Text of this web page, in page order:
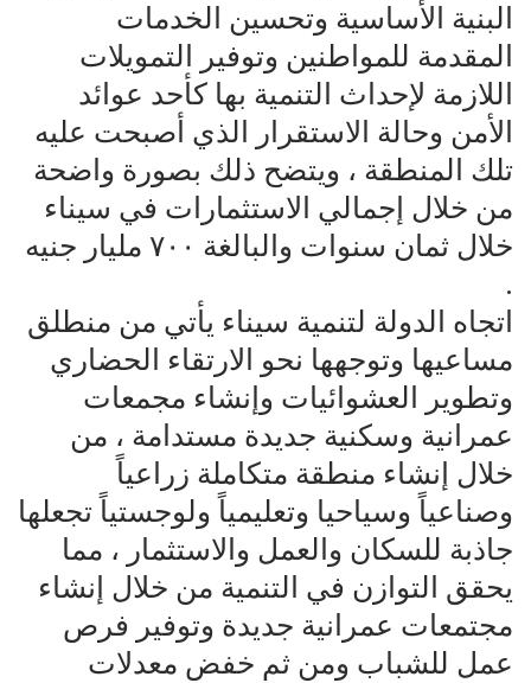
البنية الأساسية وتحسين الخدمات
المقدمة للمواطنين وتوفير التمويلات
اللازمة لإحداث التنمية بها كأحد عوائد
الأمن وحالة الاستقرار الذي أصبحت عليه
تلك المنطقة ، ويتضح ذلك بصورة واضحة
من خلال إجمالي الاستثمارات في سيناء
خلال ثمان سنوات والبالغة ٧٠٠ مليار جنيه
.
اتجاه الدولة لتنمية سيناء يأتي من منطلق
مساعيها وتوجهها نحو الارتقاء الحضاري
وتطوير العشوائيات وإنشاء مجمعات
عمرانية وسكنية جديدة مستدامة ، من
خلال إنشاء منطقة متكاملة زراعياً
وصناعياً وسياحيا وتعليمياً ولوجستياً تجعلها
جاذبة للسكان والعمل والاستثمار ، مما
يحقق التوازن في التنمية من خلال إنشاء
مجتمعات عمرانية جديدة وتوفير فرص
عمل للشباب ومن ثم خفض معدلات